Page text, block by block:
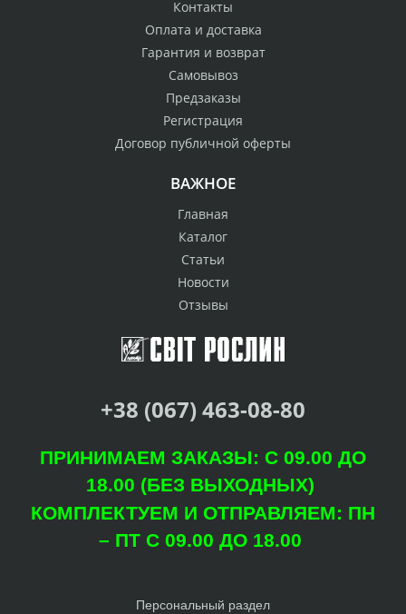
Контакты
Оплата и доставка
Гарантия и возврат
Самовывоз
Предзаказы
Регистрация
Договор публичной оферты
ВАЖНОЕ
Главная
Каталог
Статьи
Новости
Отзывы
+38 (067) 463-08-80
ПРИНИМАЕМ ЗАКАЗЫ: С 09.00 ДО
18.00 (БЕЗ ВЫХОДНЫХ)
КОМПЛЕКТУЕМ И ОТПРАВЛЯЕМ: ПН
– ПТ С 09.00 ДО 18.00
Персональный раздел